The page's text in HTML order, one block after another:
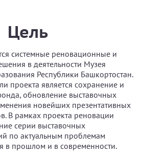
Цель
системные реновационные и
в деятельности Музея
Республики Башкортостан.
проекта является сохранение и
обновление выставочных
новейших презентативных
В рамках проекта реновации
серии выставочных
по актуальным проблемам
в прошлом и в современности.